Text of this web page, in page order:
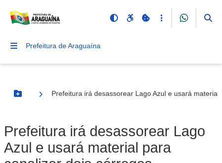
Prefeitura de Araguaína
Botão Menu
Prefeitura irá desassorear Lago Azul e usará
Prefeitura irá desassorear Lago
Azul e usará material para